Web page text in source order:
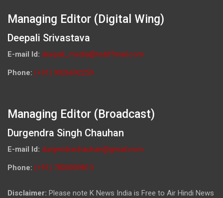
Managing Editor (Digital Wing)
Deepali Srivastava
E-mail Id: deepali_media@rediffmail.com
Phone: (+91) 9026692259
Managing Editor (Broadcast)
Durgendra Singh Chauhan
E-mail Id: durgendrachauhan@gmail.com
Phone: (+91) 7800009813
Disclaimer: Please note K News India is Free to Air Hindi News